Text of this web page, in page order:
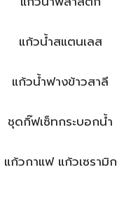
แก้วน้ำสแตนเลส
แก้วน้ำฟางข้าวสาลี
ชุดกิ๊ฟเซ็ทกระบอกน้ำ
แก้วกาแฟ แก้วเซรามิก